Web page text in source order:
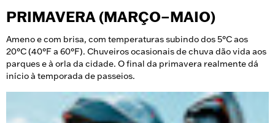
PRIMAVERA (MARÇO–MAIO)
Ameno e com brisa, com temperaturas subindo dos 5°C aos
20°C (40°F a 60°F). Chuveiros ocasionais de chuva dão vida aos
parques e à orla da cidade. O final da primavera realmente dá
início à temporada de passeios.